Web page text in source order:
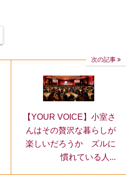
次の記事
【YOUR VOICE】小室さ
んはその贅沢な暮らしが
楽しいだろうか ズルに
慣れている人...